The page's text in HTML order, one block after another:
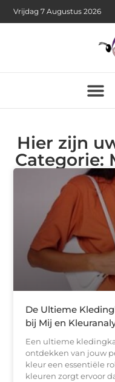
Vrijdag 7 Augustus 2026
Hier zijn
Categorie:
De Ultieme
bij Mij en
Een ultieme
ontdekken van jouw
kleur een essentiële
kleuren zorgt ervoor